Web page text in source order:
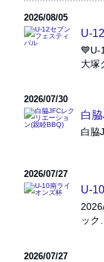
2026/08/05
U-
💙U-
大塚
2026/07/30
白
白脇
2026/07/27
U-
ック…
2026/07/27